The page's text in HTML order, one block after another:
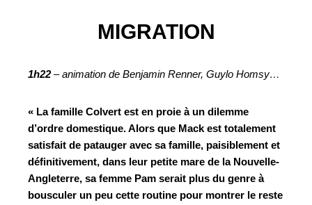
MIGRATION
1h22– animation de Benjamin Renner, Guylo Homsy…
« La famille Colvert est en proie à un dilemme
d’ordre domestique. Alors que Mack est totalement
satisfait de patauger avec sa famille, paisiblement et
définitivement, dans leur petite mare de la Nouvelle-
Angleterre, sa femme Pam serait plus du genre à
bousculer un peu cette routine pour montrer le reste